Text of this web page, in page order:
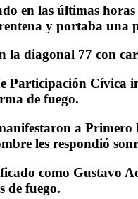
en las últimas
y portaba una
la diagonal 77 con
Participación Cívica
de fuego.
a Primero
les respondió
como Gustavo
de fuego.